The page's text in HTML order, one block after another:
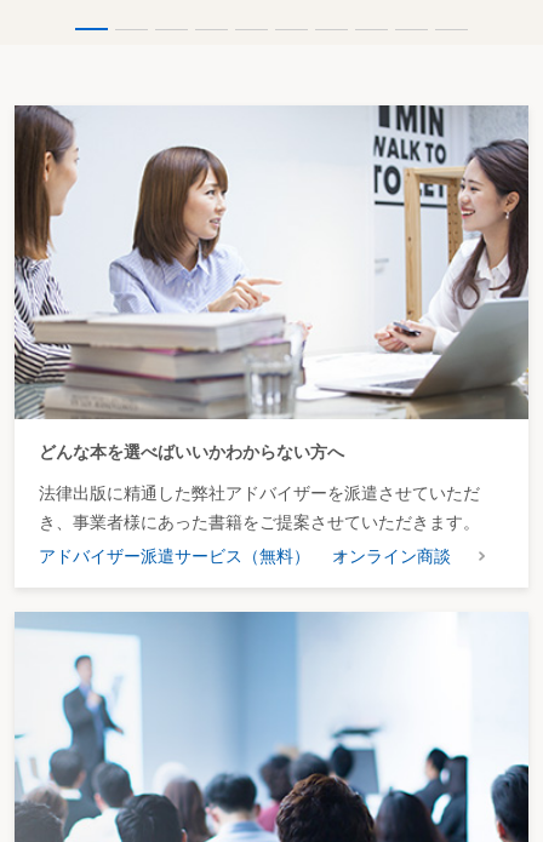
どんな本を選べばいいかわからない方へ
法律出版に精通した弊社アドバイザーを派遣させていただ
き、事業者様にあった書籍をご提案させていただきます。
アドバイザー派遣サービス（無料）
オンライン商談